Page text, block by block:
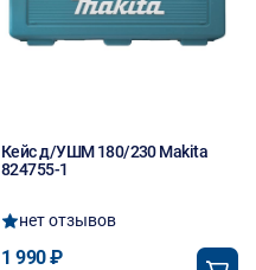
Кейс д/УШМ 180/230 Makita
824755-1
нет отзывов
1 990 ₽